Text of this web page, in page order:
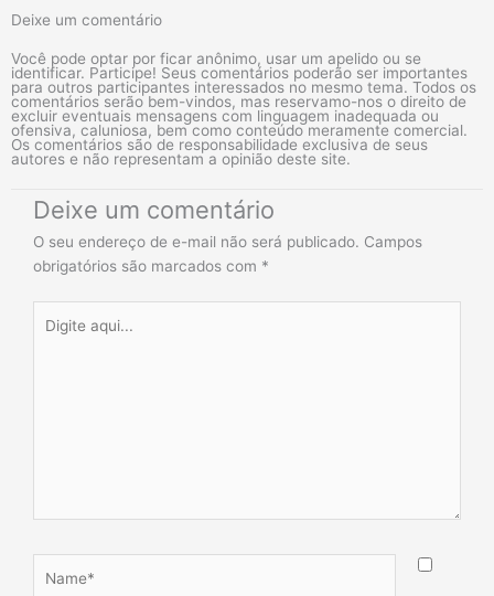
Deixe um comentário
Você pode optar por ficar anônimo, usar um apelido ou se
identificar. Participe! Seus comentários poderão ser importantes
para outros participantes interessados no mesmo tema. Todos os
comentários serão bem-vindos, mas reservamo-nos o direito de
excluir eventuais mensagens com linguagem inadequada ou
ofensiva, caluniosa, bem como conteúdo meramente comercial.
Os comentários são de responsabilidade exclusiva de seus
autores e não representam a opinião deste site.
Deixe um comentário
O seu endereço de e-mail não será publicado. Campos
obrigatórios são marcados com *
aqui...